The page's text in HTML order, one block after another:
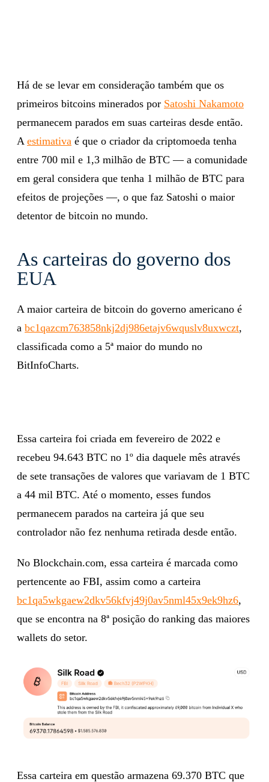
Há de se levar em consideração também que os
primeiros bitcoins minerados por Satoshi Nakamoto
permanecem parados em suas carteiras desde então.
A estimativa é que o criador da criptomoeda tenha
entre 700 mil e 1,3 milhão de BTC — a comunidade
em geral considera que tenha 1 milhão de BTC para
efeitos de projeções —, o que faz Satoshi o maior
detentor de bitcoin no mundo.
As carteiras do governo dos
EUA
A maior carteira de bitcoin do governo americano é
a bc1qazcm763858nkj2dj986etajv6wquslv8uxwczt,
classificada como a 5ª maior do mundo no
BitInfoCharts.
Essa carteira foi criada em fevereiro de 2022 e
recebeu 94.643 BTC no 1º dia daquele mês através
de sete transações de valores que variavam de 1 BTC
a 44 mil BTC. Até o momento, esses fundos
permanecem parados na carteira já que seu
controlador não fez nenhuma retirada desde então.
No Blockchain.com, essa carteira é marcada como
pertencente ao FBI, assim como a carteira
bc1qa5wkgaew2dkv56kfvj49j0av5nml45x9ek9hz6,
que se encontra na 8ª posição do ranking das maiores
wallets do setor.
Essa carteira em questão armazena 69.370 BTC que